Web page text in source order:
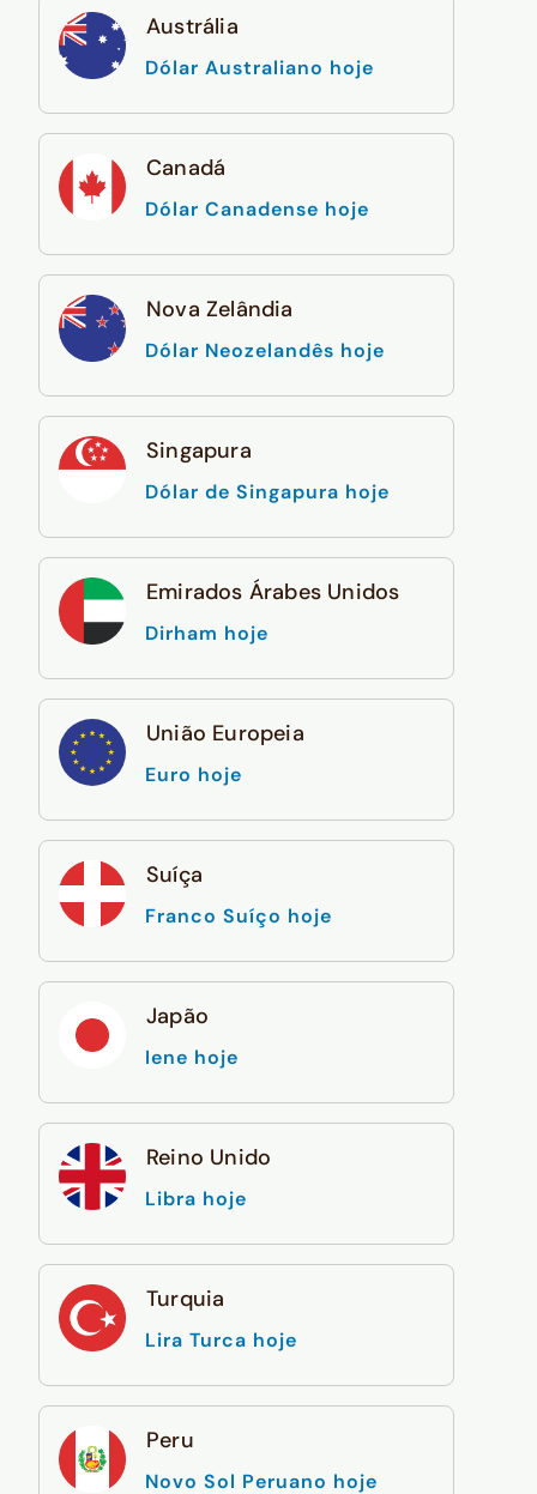
Austrália
Dólar Australiano hoje
Canadá
Dólar Canadense hoje
Nova Zelândia
Dólar Neozelandês hoje
Singapura
Dólar de Singapura hoje
Emirados Árabes Unidos
Dirham hoje
União Europeia
Euro hoje
Suíça
Franco Suíço hoje
Japão
Iene hoje
Reino Unido
Libra hoje
Turquia
Lira Turca hoje
Peru
Novo Sol Peruano hoje